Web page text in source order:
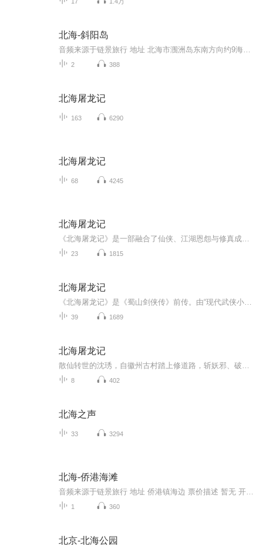
北海-斜阳岛
2 388
北海屠龙记
163 6290
北海屠龙记
68 4245
北海屠龙记
23 1815
北海屠龙记
39 1689
北海屠龙记
8 402
北海之声
33 3294
北海-侨港海滩
1 360
北京-北海公园